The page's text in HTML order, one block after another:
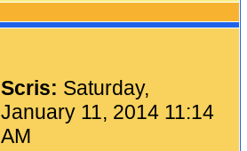
Scris: Saturday,
January 11, 2014 11:14
AM